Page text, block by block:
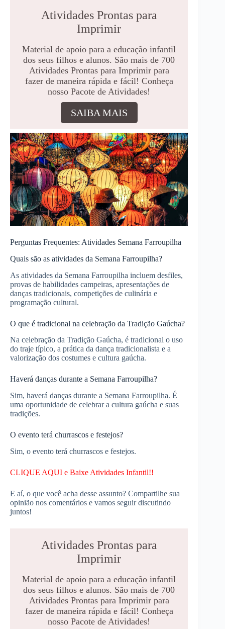
Atividades Prontas para
Imprimir
Material de apoio para a educação infantil
dos seus filhos e alunos. São mais de 700
Atividades Prontas para Imprimir para
fazer de maneira rápida e fácil! Conheça
nosso Pacote de Atividades!
SAIBA MAIS
Perguntas Frequentes: Atividades Semana Farroupilha
Quais são as atividades da Semana Farroupilha?
As atividades da Semana Farroupilha incluem desfiles,
provas de habilidades campeiras, apresentações de
danças tradicionais, competições de culinária e
programação cultural.
O que é tradicional na celebração da Tradição Gaúcha?
Na celebração da Tradição Gaúcha, é tradicional o uso
do traje típico, a prática da dança tradicionalista e a
valorização dos costumes e cultura gaúcha.
Haverá danças durante a Semana Farroupilha?
Sim, haverá danças durante a Semana Farroupilha. É
uma oportunidade de celebrar a cultura gaúcha e suas
tradições.
O evento terá churrascos e festejos?
Sim, o evento terá churrascos e festejos.
CLIQUE AQUI e Baixe Atividades Infantil!!
E aí, o que você acha desse assunto? Compartilhe sua
opinião nos comentários e vamos seguir discutindo
juntos!
Atividades Prontas para
Imprimir
Material de apoio para a educação infantil
dos seus filhos e alunos. São mais de 700
Atividades Prontas para Imprimir para
fazer de maneira rápida e fácil! Conheça
nosso Pacote de Atividades!